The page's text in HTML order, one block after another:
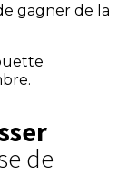
gagner de la
de